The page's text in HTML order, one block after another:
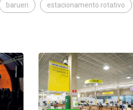
barueri estacionamento rotativo